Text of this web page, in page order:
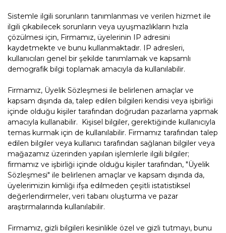
Sistemle ilgili sorunların tanımlanması ve verilen hizmet ile
ilgili çıkabilecek sorunların veya uyuşmazlıkların hızla
çözülmesi için, Firmamız, üyelerinin IP adresini
kaydetmekte ve bunu kullanmaktadır. IP adresleri,
kullanıcıları genel bir şekilde tanımlamak ve kapsamlı
demografik bilgi toplamak amacıyla da kullanılabilir.
Firmamız, Üyelik Sözleşmesi ile belirlenen amaçlar ve
kapsam dışında da, talep edilen bilgileri kendisi veya işbirliği
içinde olduğu kişiler tarafından doğrudan pazarlama yapmak
amacıyla kullanabilir. Kişisel bilgiler, gerektiğinde kullanıcıyla
temas kurmak için de kullanılabilir. Firmamız tarafından talep
edilen bilgiler veya kullanıcı tarafından sağlanan bilgiler veya
mağazamız üzerinden yapılan işlemlerle ilgili bilgiler;
firmamız ve işbirliği içinde olduğu kişiler tarafından, "Üyelik
Sözleşmesi" ile belirlenen amaçlar ve kapsam dışında da,
üyelerimizin kimliği ifşa edilmeden çeşitli istatistiksel
değerlendirmeler, veri tabanı oluşturma ve pazar
araştırmalarında kullanılabilir.
Firmamız, gizli bilgileri kesinlikle özel ve gizli tutmayı, bunu